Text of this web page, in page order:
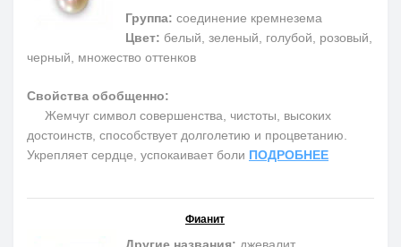
Группа: соединение кремнезема
Цвет: белый, зеленый, голубой, розовый,
черный, множество оттенков
Свойства обобщенно:
Жемчуг символ совершенства, чистоты, высоких
достоинств, способствует долголетию и процветанию.
Укрепляет сердце, успокаивает боли ПОДРОБНЕЕ
Фианит